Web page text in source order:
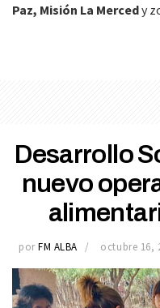
Paz, Misión La Mercedy
Desarrollo
nuevo
por FM ALBA octubre 16,